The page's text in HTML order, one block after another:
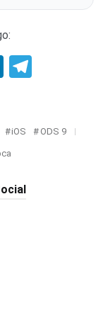
LinkedIn
iOS ODS 9